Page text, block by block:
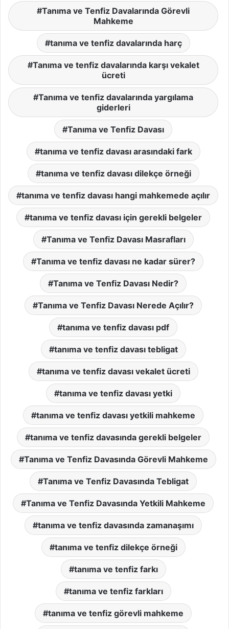
Tanıma ve Tenfiz Davalarında Görevli
Mahkeme
tanıma ve tenfiz davalarında harç
Tanıma ve tenfiz davalarında karşı vekalet
ücreti
Tanıma ve tenfiz davalarında yargılama
giderleri
Tanıma ve Tenfiz Davası
tanıma ve tenfiz davası arasındaki fark
tanıma ve tenfiz davası dilekçe örneği
tanıma ve tenfiz davası hangi mahkemede açılır
tanıma ve tenfiz davası için gerekli belgeler
Tanıma ve Tenfiz Davası Masrafları
Tanıma ve tenfiz davası ne kadar sürer?
Tanıma ve Tenfiz Davası Nedir?
Tanıma ve Tenfiz Davası Nerede Açılır?
tanıma ve tenfiz davası pdf
tanıma ve tenfiz davası tebligat
tanıma ve tenfiz davası vekalet ücreti
tanıma ve tenfiz davası yetki
tanıma ve tenfiz davası yetkili mahkeme
tanıma ve tenfiz davasında gerekli belgeler
Tanıma ve Tenfiz Davasında Görevli Mahkeme
Tanıma ve Tenfiz Davasında Tebligat
Tanıma ve Tenfiz Davasında Yetkili Mahkeme
tanıma ve tenfiz davasında zamanaşımı
tanıma ve tenfiz dilekçe örneği
tanıma ve tenfiz farkı
tanıma ve tenfiz farkları
tanıma ve tenfiz görevli mahkeme